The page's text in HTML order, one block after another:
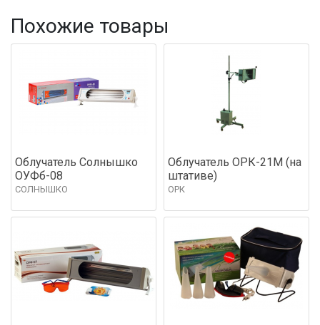
Похожие товары
Облучатель Солнышко
ОУФб-08
СОЛНЫШКО
Облучатель ОРК-21М (на
штативе)
ОРК